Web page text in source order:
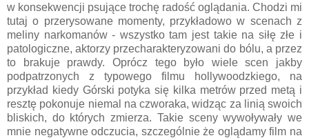
w konsekwencji psujące trochę radość oglądania. Chodzi mi
tutaj o przerysowane momenty, przykładowo w scenach z
meliny narkomanów - wszystko tam jest takie na siłę złe i
patologiczne, aktorzy przecharakteryzowani do bólu, a przez
to brakuje prawdy. Oprócz tego było wiele scen jakby
podpatrzonych z typowego filmu hollywoodzkiego, na
przykład kiedy Górski potyka się kilka metrów przed metą i
resztę pokonuje niemal na czworaka, widząc za linią swoich
bliskich, do których zmierza. Takie sceny wywoływały we
mnie negatywne odczucia, szczególnie że oglądamy film na